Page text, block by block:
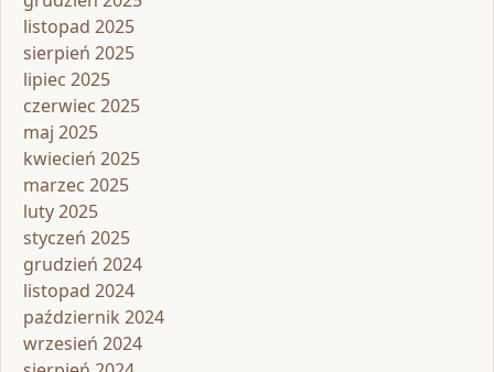
listopad 2025
sierpień 2025
lipiec 2025
czerwiec 2025
maj 2025
kwiecień 2025
marzec 2025
luty 2025
styczeń 2025
grudzień 2024
listopad 2024
październik 2024
wrzesień 2024